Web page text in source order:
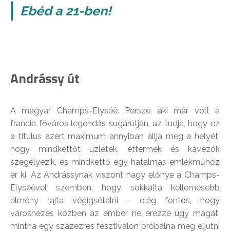
Ebéd a 21-ben!
Andrássy út
A magyar Champs-Elyséé. Persze, aki már volt a
francia főváros legendás sugárútján, az tudja, hogy ez
a titulus azért maximum annyiban állja meg a helyét,
hogy mindkettőt üzletek, éttermek és kávézók
szegélyezik, és mindkettő egy hatalmas emlékműhöz
ér ki. Az Andrássynak viszont nagy előnye a Champs-
Elyséével szemben, hogy sokkalta kellemesebb
élmény rajta végigsétálni – elég fontos, hogy
városnézés közben az ember ne érezze úgy magát,
mintha egy százezres fesztiválon próbálna meg eljutni